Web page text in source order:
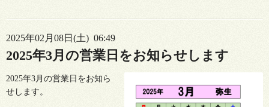
2025年02月08日(土) 06:49
2025年3月の営業日をお知らせします
2025年3月の営業日をお知ら
せします。